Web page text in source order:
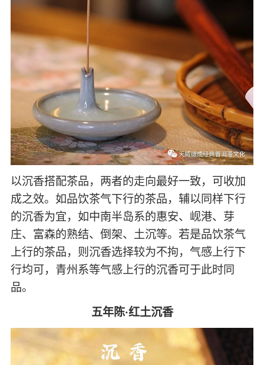
以沉香搭配茶品，两者的走向最好一致，可收加
成之效。如品饮茶气下行的茶品，辅以同样下行
的沉香为宜，如中南半岛系的惠安、岘港、芽
庄、富森的熟结、倒架、土沉等。若是品饮茶气
上行的茶品，则沉香选择较为不拘，气感上行下
行均可，青州系等气感上行的沉香可于此时同
品。
五年陈·红土沉香